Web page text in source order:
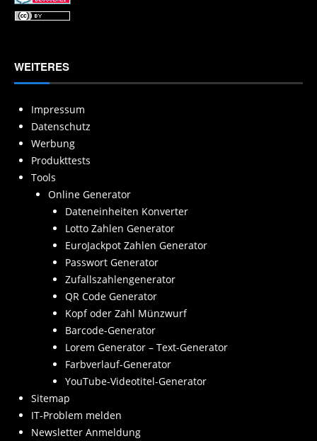
WEITERES
Impressum
Datenschutz
Werbung
Produkttests
Tools
Online Generator
Dateneinheiten Konverter
Lotto Zahlen Generator
EuroJackpot Zahlen Generator
Passwort Generator
Zufallszahlengenerator
QR Code Generator
Kopf oder Zahl Münzwurf
Barcode-Generator
Lorem Generator – Text-Generator
Farbverlauf-Generator
YouTube-Videotitel-Generator
Sitemap
IT-Problem melden
Newsletter Anmeldung